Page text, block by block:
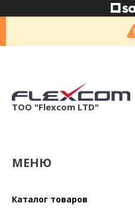
ТОО "Flexcom LTD"
Каталог товаров